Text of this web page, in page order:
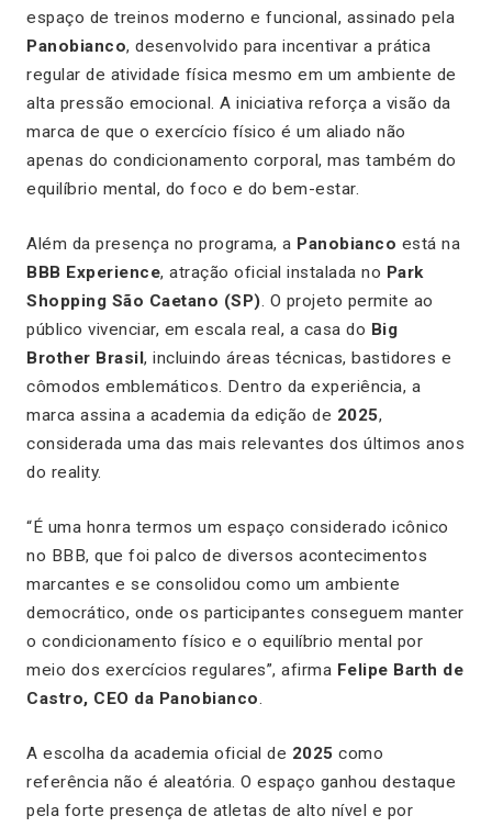
espaço de treinos moderno e funcional, assinado pela
Panobianco, desenvolvido para incentivar a prática
regular de atividade física mesmo em um ambiente de
alta pressão emocional. A iniciativa reforça a visão da
marca de que o exercício físico é um aliado não
apenas do condicionamento corporal, mas também do
equilíbrio mental, do foco e do bem-estar.
Além da presença no programa, a Panobianco está na
BBB Experience, atração oficial instalada no Park
Shopping São Caetano (SP). O projeto permite ao
público vivenciar, em escala real, a casa do Big
Brother Brasil, incluindo áreas técnicas, bastidores e
cômodos emblemáticos. Dentro da experiência, a
marca assina a academia da edição de 2025,
considerada uma das mais relevantes dos últimos anos
do reality.
“É uma honra termos um espaço considerado icônico
no BBB, que foi palco de diversos acontecimentos
marcantes e se consolidou como um ambiente
democrático, onde os participantes conseguem manter
o condicionamento físico e o equilíbrio mental por
meio dos exercícios regulares”, afirma Felipe Barth de
Castro, CEO da Panobianco.
A escolha da academia oficial de 2025 como
referência não é aleatória. O espaço ganhou destaque
pela forte presença de atletas de alto nível e por